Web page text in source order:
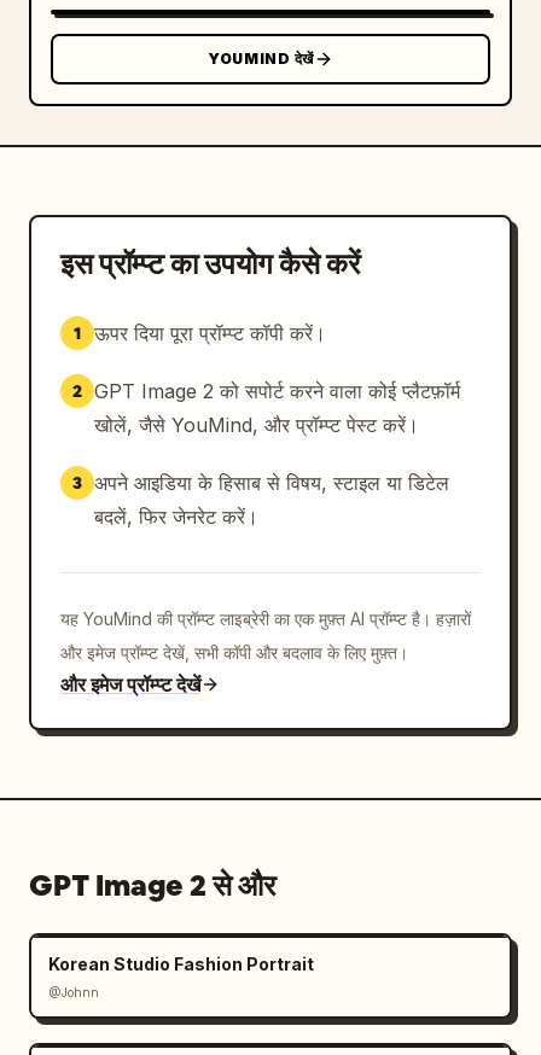
YOUMIND देखें
इस प्रॉम्प्ट का उपयोग कैसे करें
1 ऊपर दिया पूरा प्रॉम्प्ट कॉपी करें।
2 GPT Image 2 को सपोर्ट करने वाला कोई प्लैटफ़ॉर्म
खोलें, जैसे YouMind, और प्रॉम्प्ट पेस्ट करें।
3 अपने आइडिया के हिसाब से विषय, स्टाइल या डिटेल
बदलें, फिर जेनरेट करें।
यह YouMind की प्रॉम्प्ट लाइब्रेरी का एक मुफ़्त AI प्रॉम्प्ट है। हज़ारों
और इमेज प्रॉम्प्ट देखें, सभी कॉपी और बदलाव के लिए मुफ़्त।
और इमेज प्रॉम्प्ट देखें
GPT Image 2 से और
Korean Studio Fashion Portrait
@Johnn